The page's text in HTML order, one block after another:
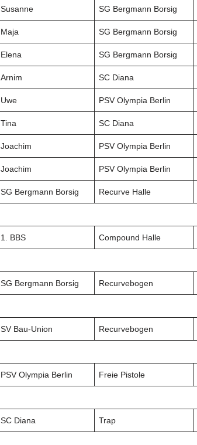
Susanne SG Bergmann Borsig
Maja SG Bergmann Borsig
Elena SG Bergmann Borsig
Arnim SC Diana
Uwe PSV Olympia Berlin
Tina SC Diana
Joachim PSV Olympia Berlin
Joachim PSV Olympia Berlin
SG Bergmann Borsig Recurve Halle
1. BBS Compound Halle
SG Bergmann Borsig Recurvebogen
SV Bau-Union Recurvebogen
PSV Olympia Berlin Freie Pistole
SC Diana Trap